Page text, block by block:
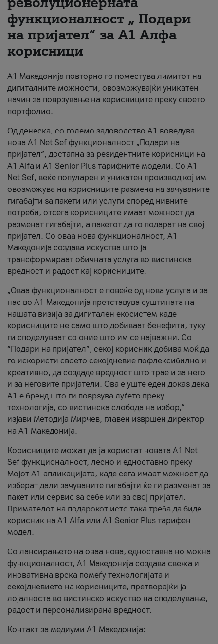
За нас
#ПодобарОнлајн
функционалност „ Подари
на пријател“ за А1 Алфа
корисници
А1 Македонија повторно го поместува лимитот на
дигиталните можности, овозможувајќи уникатен
начин за поврзување на корисниците преку своето
портфолио.
Од денеска, со големо задоволство А1 воведува
нова A1 Net Sef функционалност „Подари на
пријател“, достапна за резидентните корисници на
А1 Alfa и A1 Senior Plus тарифните модели. Со A1
Net Sef, веќе популарен и уникатен производ кој им
овозможува на корисниците размена на зачуваните
гигабајти за пакети или услуги според нивните
потреби, отсега корисниците имаат можност да
разменат гигабајти, а пакетот да го подарат на свој
пријател. Со оваа нова функционалност, А1
Македонија создава искуства што ја
трансформираат обичната услуга во вистинска
вредност и радост кај корисниците.
„Оваа функционалност е повеќе од нова услуга и за
нас во А1 Македонија претставува суштината на
нашата визија за дигитален екосистем каде
корисниците не само што добиваат бенефити, туку
ги споделуваат со оние што им се најважни. Со
“Подари на пријател”, секој корисник добива моќ да
го искористи своето секојдневие пофлексибилно и
креативно, да создаде вредност што трае и за него
и за неговите пријатели. Ова е уште еден доказ дека
А1 е бренд што ги поврзува луѓето преку
технологија, со вистинска слобода на избор,“
изјави Методија Мирчев, главен извршен директор
на А1 Македонија.
Корисниците можат да ја користат новата А1 Net
Sef функционалност, лесно и едноставно преку
Мојот А1 апликацијата, каде сега имаат можност да
изберат дали зачуваните гигабајти ќе ги разменат за
пакет или сервис за себе или за свој пријател.
Примателот на подарокот исто така треба да биде
корисник на А1 Alfa или A1 Senior Plus тарифен
модел.
Со лансирањето на оваа нова, едноставна но моќна
функционалност, А1 Македонија создава свежа и
иновативна врска помеѓу технологијата и
секојдневието на корисниците, претворајќи ја
лојалноста во вистинско искуство на споделување,
радост и персонализирана вредност.
Контакт за медиуми А1 Македонија: